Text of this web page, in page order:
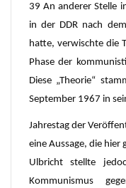
39 An anderer Stelle
in der DDR nach
hatte, verwischte die
Phase der
Diese „Theorie“
September 1967 in
Jahrestag der
eine Aussage, die hier
Ulbricht stellte
Kommunismus